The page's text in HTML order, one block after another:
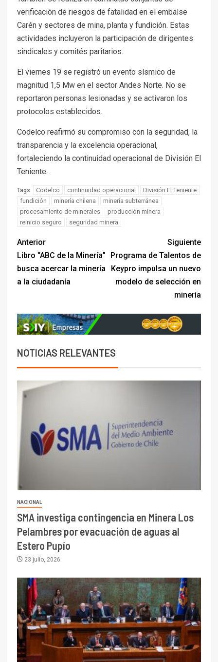
verificación de riesgos de fatalidad en el embalse
Carén y sectores de mina, planta y fundición. Estas
actividades incluyeron la participación de dirigentes
sindicales y comités paritarios.
El viernes 19 se registró un evento sísmico de
magnitud 1,5 Mw en el sector Andes Norte. No se
reportaron personas lesionadas y se activaron los
protocolos establecidos.
Codelco reafirmó su compromiso con la seguridad, la
transparencia y la excelencia operacional,
fortaleciendo la continuidad operacional de División El
Teniente.
Tags: Codelco continuidad operacional
División El Teniente
fundición
minería chilena
minería subterránea
procesamiento de minerales
producción minera
reinicio seguro
seguridad minera
Anterior
Libro “ABC de la Minería”
busca acercar la minería
a la ciudadanía
Siguiente
Programa de Talentos de
Keypro impulsa un nuevo
modelo de selección en
minería
NOTICIAS RELEVANTES
NACIONAL
SMA investiga contingencia en Minera Los
Pelambres por evacuación de aguas al
Estero Pupío
23 julio, 2026